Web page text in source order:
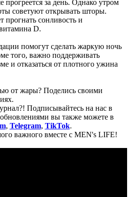
прогреется за день. Однако утром
советуют открывать шторы.
прогнать сонливость и
D.
помогут сделать жаркую ночь
того, важно поддерживать
и отказаться от плотного ужина
от жары? Поделись своими
Подписывайтесь на нас в
вы также можете в
, Telegram, TikTok.
важного вместе с MEN's LIFE!